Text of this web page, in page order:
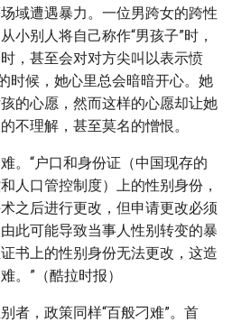
域遭遇暴力。一位男跨女的跨性
小别人将自己称作“男孩子”时，
，甚至会对对方尖叫以表示愤
时候，她心里总会暗暗开心。她
的心愿，然而这样的心愿却让她
不理解，甚至莫名的憎恨。
。“户口和身份证（中国现存的
人口管控制度）上的性别身份，
之后进行更改，但申请更改必须
此可能导致当事人性别转变的暴
书上的性别身份无法更改，这造
。”（酷拉时报）
者，政策同样“百般刁难”。首